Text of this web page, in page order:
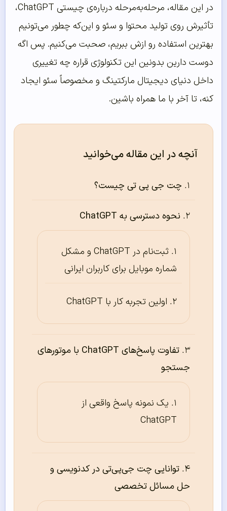
در این مقاله، مرحله‌به‌مرحله درباره‌ی چیستی ChatGPT،
تأثیرش روی تولید محتوا و سئو و این‌که چطور می‌تونیم
بهترین استفاده رو ازش ببریم، صحبت می‌کنیم. پس اگه
دوست دارین بدونین این تکنولوژی قراره چه تغییری
داخل دنیای دیجیتال مارکتینگ و مخصوصاً سئو ایجاد
کنه، تا آخر با ما همراه باشین.
آنچه در این مقاله می‌خوانید
چت جی پی تی چیست؟
نحوه دسترسی به ChatGPT
ثبت‌نام در ChatGPT و مشکل
شماره موبایل برای کاربران ایرانی
اولین تجربه کار با ChatGPT
تفاوت پاسخ‌های ChatGPT با موتورهای
جستجو
یک نمونه پاسخ واقعی از
ChatGPT
توانایی چت جی‌پی‌تی در کدنویسی و
حل مسائل تخصصی